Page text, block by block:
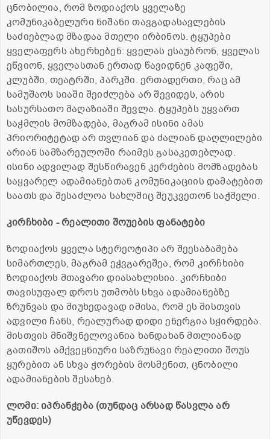
ცნობილია, რომ ზოდიაქოს ყველაზე
კომუნიკაბელური ნიშანი თავგადასავლების
საძიებლად მზადაა მთელი ირბინოს. ტყუპები
ყველაფერს ახერხებენ: ყველას ესაუბრონ, ყველას
ეწვიონ, ყველასთან ერთად წავიდნენ კაფეში,
კლუბში, თეატრში, პარკში. ერთადერთი, რაც ამ
სამუშაოს სიაში შეიძლება არ შევიდეს, არის
სასურსათო მაღაზიაში შევლა. ტყუპებს უყვართ
საჭმლის მომზადება, მაგრამ ისინი ამას
პრიორიტეტად არ თვლიან და ძალიან დაღლილები
არიან სამზარეულოში რაიმეს გასაკეთებლად.
ისინი ადვილად შესწირავენ კერძების მომზადებას
საყვარელ ადამიანებთან კომუნიკაციის დამატებით
საათს და შესაძლოა სახლშიც შეუკვეთონ საჭმელი.
კირჩხიბი - რეალითი შოუების ფანატები
ზოდიაქოს ყველა სტერეოტიპი არ შეესაბამება
სიმართლეს, მაგრამ ეჭვგარეშეა, რომ კირჩხიბი
ზოდიაქოს მთავარი დიასახლისია. კირჩხიბი
თავისუფალ დროს უთმობს სხვა ადამიანებზე
ზრუნვას და მიუხედავად იმისა, რომ ეს მისთვის
ადვილი ჩანს, რეალურად დიდი ენერგია სჭირდება.
მისთვის მნიშვნელოვანია ხანდახან მთლიანად
გათიშოს ამქვეყნიური საზრუნავი რეალითი შოუს
ყურებით ან სხვა ჭორების მოსმენით, ცნობილი
ადამიანების შესახებ.
ლომი: იპრანჭება (თუნდაც არსად წასვლა არ
უწევდეს)